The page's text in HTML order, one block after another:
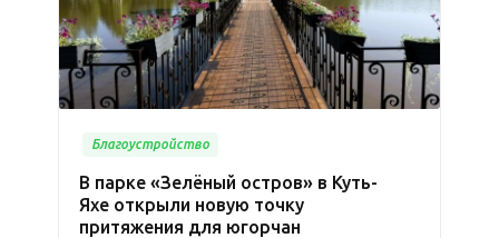
Благоустройство
В парке «Зелёный остров» в Куть-
Яхе открыли новую точку
притяжения для югорчан